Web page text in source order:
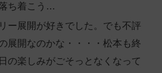
ち着こう…
ー展開が好きでした。でも不評
展開なのかな・・・・松本も終
の楽しみがごそっとなくなって